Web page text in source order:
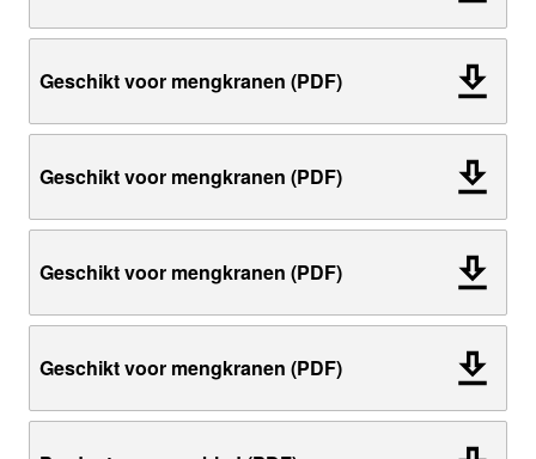
Geschikt voor mengkranen (PDF)
Geschikt voor mengkranen (PDF)
Geschikt voor mengkranen (PDF)
Geschikt voor mengkranen (PDF)